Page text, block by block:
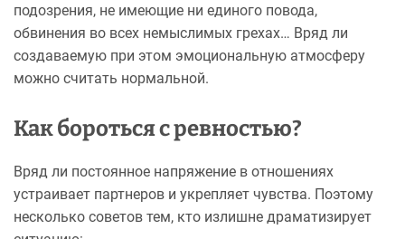
подозрения, не имеющие ни единого повода,
обвинения во всех немыслимых грехах… Вряд ли
создаваемую при этом эмоциональную атмосферу
можно считать нормальной.
Как бороться с ревностью?
Вряд ли постоянное напряжение в отношениях
устраивает партнеров и укрепляет чувства. Поэтому
несколько советов тем, кто излишне драматизирует